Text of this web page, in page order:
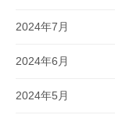
2024年7月
2024年6月
2024年5月